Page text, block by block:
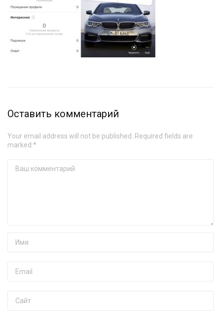
Оставить комментарий
Your email address will not be published. Required fields are
marked *